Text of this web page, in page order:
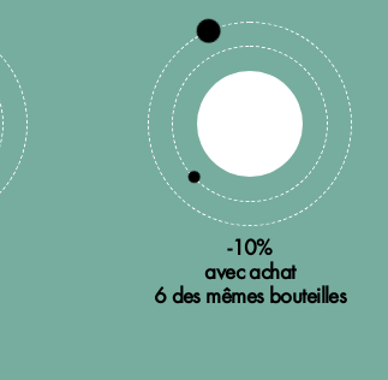
-10%
avec achat
6 des mêmes bouteilles